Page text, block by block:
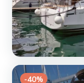
-40%